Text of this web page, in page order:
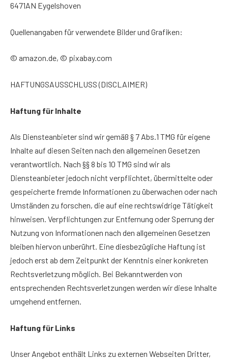
6471AN Eygelshoven
Quellenangaben für verwendete Bilder und Grafiken:
© amazon.de, © pixabay.com
HAFTUNGSAUSSCHLUSS (DISCLAIMER)
Haftung für Inhalte
Als Diensteanbieter sind wir gemäß § 7 Abs.1 TMG für eigene
Inhalte auf diesen Seiten nach den allgemeinen Gesetzen
verantwortlich. Nach §§ 8 bis 10 TMG sind wir als
Diensteanbieter jedoch nicht verpflichtet, übermittelte oder
gespeicherte fremde Informationen zu überwachen oder nach
Umständen zu forschen, die auf eine rechtswidrige Tätigkeit
hinweisen. Verpflichtungen zur Entfernung oder Sperrung der
Nutzung von Informationen nach den allgemeinen Gesetzen
bleiben hiervon unberührt. Eine diesbezügliche Haftung ist
jedoch erst ab dem Zeitpunkt der Kenntnis einer konkreten
Rechtsverletzung möglich. Bei Bekanntwerden von
entsprechenden Rechtsverletzungen werden wir diese Inhalte
umgehend entfernen.
Haftung für Links
Unser Angebot enthält Links zu externen Webseiten Dritter,